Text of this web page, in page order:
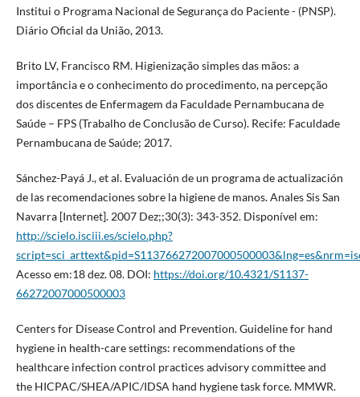
Institui o Programa Nacional de Segurança do Paciente - (PNSP).
Diário Oficial da União, 2013.
Brito LV, Francisco RM. Higienização simples das mãos: a
importância e o conhecimento do procedimento, na percepção
dos discentes de Enfermagem da Faculdade Pernambucana de
Saúde – FPS (Trabalho de Conclusão de Curso). Recife: Faculdade
Pernambucana de Saúde; 2017.
Sánchez-Payá J., et al. Evaluación de un programa de actualización
de las recomendaciones sobre la higiene de manos. Anales Sis San
Navarra [Internet]. 2007 Dez;;30(3): 343-352. Disponível em:
http://scielo.isciii.es/scielo.php?
Acesso em:18 dez. 08. DOI: https://doi.org/10.4321/S1137-
66272007000500003
Centers for Disease Control and Prevention. Guideline for hand
hygiene in health-care settings: recommendations of the
healthcare infection control practices advisory committee and
the HICPAC/SHEA/APIC/IDSA hand hygiene task force. MMWR.